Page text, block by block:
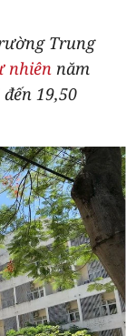
Trung
nhiên năm
19,50